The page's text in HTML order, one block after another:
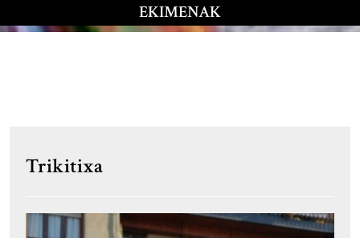
EKIMENAK
Trikitixa